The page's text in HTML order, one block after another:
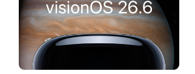
GYIK
Használt Apple
Apple szerviz